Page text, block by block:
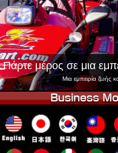
Τόκιο Ασακούσα
Οκινάουα
Πάρτε μέρος σε μια
Μια εμπειρία ζωής